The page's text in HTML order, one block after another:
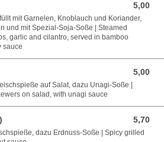
5,00
5,00 EUR
mit Garnelen, Knoblauch und Koriander,
und mit Spezial-Soja-Soße | Steamed
garlic and cilantro, served in bamboo
sauce
5,00
5,00 EUR
auf Salat, dazu Unagi-Soße |
on salad, with unagi sauce
5,70
5,70 EUR
dazu Erdnuss-Soße | Spicy grilled